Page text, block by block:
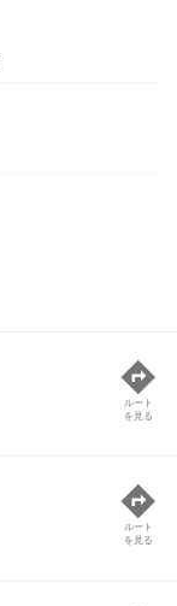
ルート
を見る
ルート
を見る